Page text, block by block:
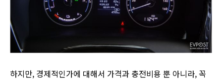
하지만, 경제적인가에 대해서 가격과 충전비용 뿐 아니라, 꼭